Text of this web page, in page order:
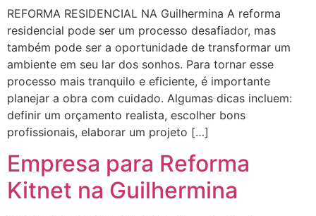
REFORMA RESIDENCIAL NA Guilhermina A reforma
residencial pode ser um processo desafiador, mas
também pode ser a oportunidade de transformar um
ambiente em seu lar dos sonhos. Para tornar esse
processo mais tranquilo e eficiente, é importante
planejar a obra com cuidado. Algumas dicas incluem:
definir um orçamento realista, escolher bons
profissionais, elaborar um projeto […]
Empresa para Reforma
Kitnet na Guilhermina